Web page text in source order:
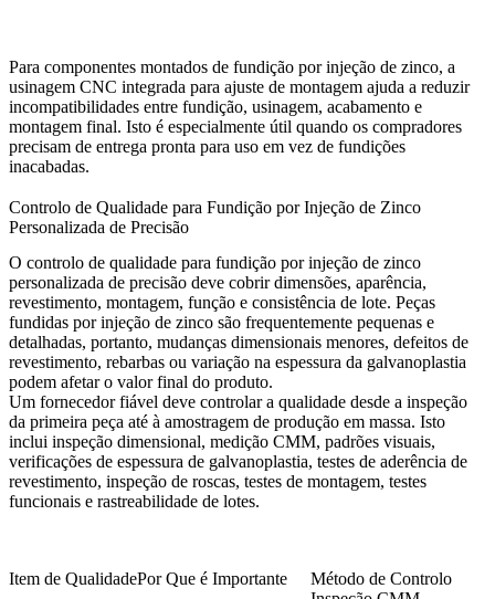
Para componentes montados de fundição por injeção de zinco, a
usinagem CNC integrada para ajuste de montagem ajuda a reduzir
incompatibilidades entre fundição, usinagem, acabamento e
montagem final. Isto é especialmente útil quando os compradores
precisam de entrega pronta para uso em vez de fundições
inacabadas.
Controlo de Qualidade para Fundição por Injeção de Zinco
Personalizada de Precisão
O controlo de qualidade para fundição por injeção de zinco
personalizada de precisão deve cobrir dimensões, aparência,
revestimento, montagem, função e consistência de lote. Peças
fundidas por injeção de zinco são frequentemente pequenas e
detalhadas, portanto, mudanças dimensionais menores, defeitos de
revestimento, rebarbas ou variação na espessura da galvanoplastia
podem afetar o valor final do produto.
Um fornecedor fiável deve controlar a qualidade desde a inspeção
da primeira peça até à amostragem de produção em massa. Isto
inclui inspeção dimensional, medição CMM, padrões visuais,
verificações de espessura de galvanoplastia, testes de aderência de
revestimento, inspeção de roscas, testes de montagem, testes
funcionais e rastreabilidade de lotes.
Item de QualidadePor Que é Importante
Método de Controlo